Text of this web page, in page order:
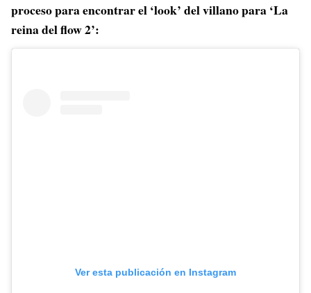
proceso para encontrar el ‘look’ del villano para ‘La
reina del flow 2’:
Ver esta publicación en Instagram